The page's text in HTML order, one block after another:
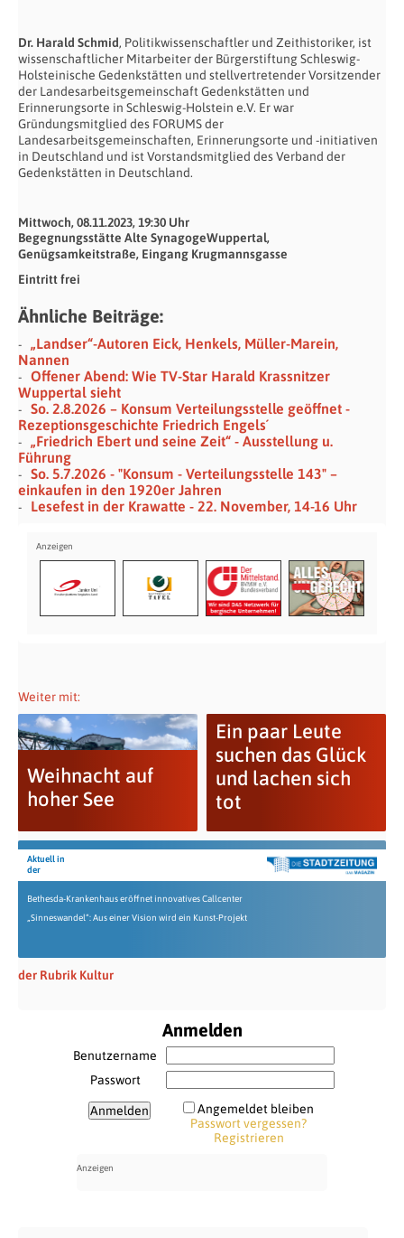
Dr. Harald Schmid, Politikwissenschaftler und Zeithistoriker, ist
wissenschaftlicher Mitarbeiter der Bürgerstiftung Schleswig-
Holsteinische Gedenkstätten und stellvertretender Vorsitzender
der Landesarbeitsgemeinschaft Gedenkstätten und
Erinnerungsorte in Schleswig-Holstein e.V. Er war
Gründungsmitglied des FORUMS der
Landesarbeitsgemeinschaften, Erinnerungsorte und -initiativen
in Deutschland und ist Vorstandsmitglied des Verband der
Gedenkstätten in Deutschland.
Mittwoch, 08.11.2023, 19:30 Uhr
Begegnungsstätte Alte SynagogeWuppertal,
Genügsamkeitstraße, Eingang Krugmannsgasse
Eintritt frei
Ähnliche Beiträge:
„Landser“-Autoren Eick, Henkels, Müller-Marein,
Nannen
Offener Abend: Wie TV-Star Harald Krassnitzer
Wuppertal sieht
So. 2.8.2026 – Konsum Verteilungsstelle geöffnet -
Rezeptionsgeschichte Friedrich Engels´
„Friedrich Ebert und seine Zeit“ - Ausstellung u.
Führung
So. 5.7.2026 - "Konsum - Verteilungsstelle 143" –
einkaufen in den 1920er Jahren
Lesefest in der Krawatte - 22. November, 14-16 Uhr
Weiter mit:
Weihnacht auf
hoher See
Ein paar Leute
suchen das Glück
und lachen sich
tot
Aktuell in
der
Bethesda-Krankenhaus eröffnet innovatives Callcenter
„Sinneswandel“: Aus einer Vision wird ein Kunst-Projekt
der Rubrik Kultur
Anmelden
Benutzername
Passwort
Angemeldet bleiben
Passwort vergessen?
Registrieren